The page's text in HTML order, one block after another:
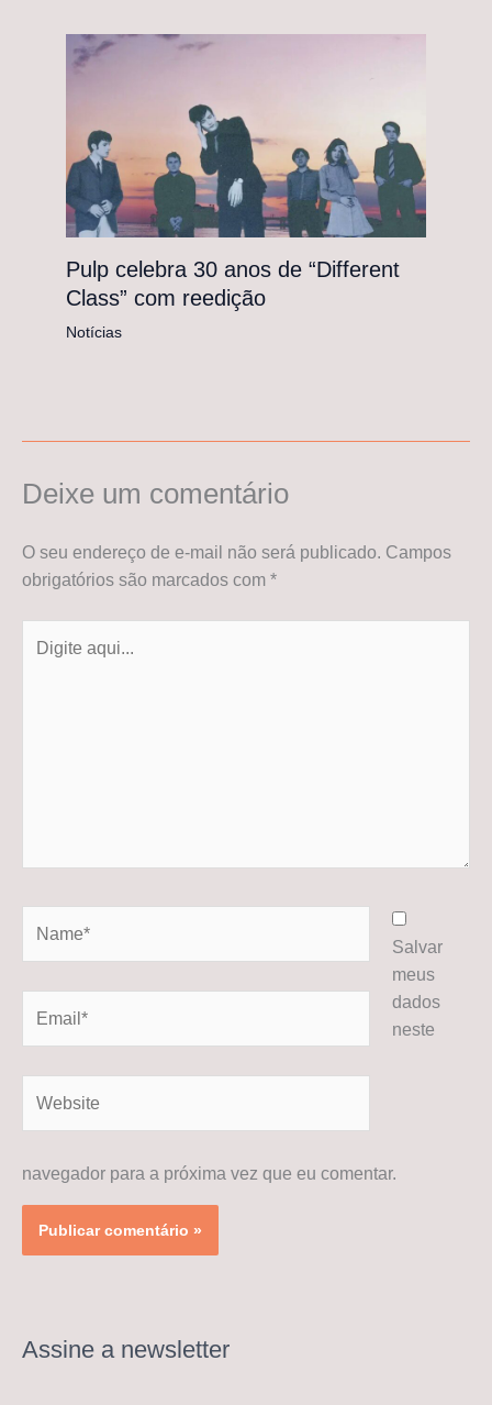
Pulp celebra 30 anos de “Different
Class” com reedição
Notícias
Deixe um comentário
O seu endereço de e-mail não será publicado. Campos
obrigatórios são marcados com *
aqui...
Salvar
meus
dados
neste
navegador para a próxima vez que eu comentar.
Assine a newsletter